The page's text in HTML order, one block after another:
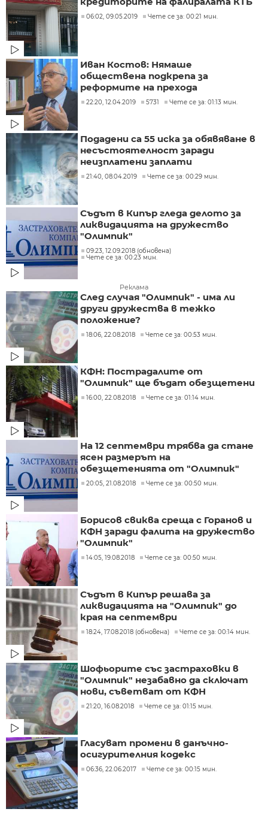
06:02, 09.05.2019 Чете се за: 00:21 мин.
Иван Костов: Нямаше
обществена подкрепа за
реформите на прехода
22:20, 12.04.2019 5731 Чете се за: 01:13 мин.
Подадени са 55 иска за обявяване в
несъстоятелност заради
неизплатени заплати
21:40, 08.04.2019 Чете се за: 00:29 мин.
Съдът в Кипър гледа делото за
ликвидацията на дружество
"Олимпик"
09:23, 12.09.2018 (обновена)
Чете се за: 00:23 мин.
Реклама
След случая "Олимпик" - има ли
други дружества в тежко
положение?
18:06, 22.08.2018 Чете се за: 00:53 мин.
КФН: Пострадалите от
"Олимпик" ще бъдат обезщетени
16:00, 22.08.2018 Чете се за: 01:14 мин.
На 12 септември трябва да стане
ясен размерът на
обезщетенията от "Олимпик"
20:05, 21.08.2018 Чете се за: 00:50 мин.
Борисов свиква среща с Горанов и
КФН заради фалита на дружество
"Олимпик"
14:05, 19.08.2018 Чете се за: 00:50 мин.
Съдът в Кипър решава за
ликвидацията на "Олимпик" до
края на септември
18:24, 17.08.2018 (обновена) Чете се за: 00:14 мин.
Шофьорите със застраховки в
"Олимпик" незабавно да сключат
нови, съветват от КФН
21:20, 16.08.2018 Чете се за: 01:15 мин.
Гласуват промени в данъчно-
осигурителния кодекс
06:36, 22.06.2017 Чете се за: 00:15 мин.